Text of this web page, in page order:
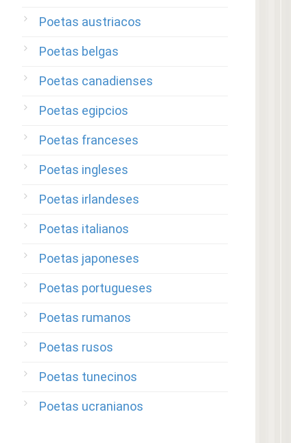
Poetas austriacos
Poetas belgas
Poetas canadienses
Poetas egipcios
Poetas franceses
Poetas ingleses
Poetas irlandeses
Poetas italianos
Poetas japoneses
Poetas portugueses
Poetas rumanos
Poetas rusos
Poetas tunecinos
Poetas ucranianos